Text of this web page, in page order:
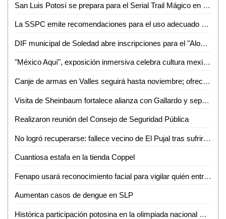
San Luis Potosí se prepara para el Serial Trail Mágico en Cerro de San Pedro
La SSPC emite recomendaciones para el uso adecuado de redes sociales
DIF municipal de Soledad abre inscripciones para el "Aloha summer camp inclusivo 2026"
"México Aquí", exposición inmersiva celebra cultura mexicana durante Mundial 2026
Canje de armas en Valles seguirá hasta noviembre; ofrecen hasta 25 mil pesos
Visita de Sheinbaum fortalece alianza con Gallardo y sepulta rumores de ruptura: Héctor Serrano
Realizaron reunión del Consejo de Seguridad Pública
No logró recuperarse: fallece vecino de El Pujal tras sufrir caída accidental
Cuantiosa estafa en la tienda Coppel
Fenapo usará reconocimiento facial para vigilar quién entra y sale del recinto
Aumentan casos de dengue en SLP
Histórica participación potosina en la olimpiada nacional CONADE 2026